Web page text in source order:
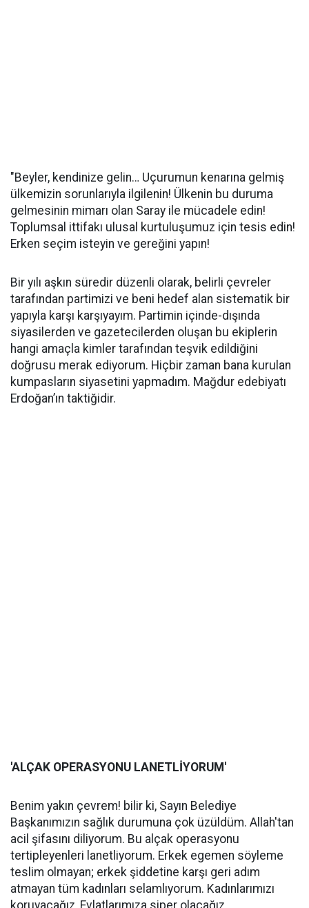
"Beyler, kendinize gelin… Uçurumun kenarına gelmiş
ülkemizin sorunlarıyla ilgilenin! Ülkenin bu duruma
gelmesinin mimarı olan Saray ile mücadele edin!
Toplumsal ittifakı ulusal kurtuluşumuz için tesis edin!
Erken seçim isteyin ve gereğini yapın!
Bir yılı aşkın süredir düzenli olarak, belirli çevreler
tarafından partimizi ve beni hedef alan sistematik bir
yapıyla karşı karşıyayım. Partimin içinde-dışında
siyasilerden ve gazetecilerden oluşan bu ekiplerin
hangi amaçla kimler tarafından teşvik edildiğini
doğrusu merak ediyorum. Hiçbir zaman bana kurulan
kumpasların siyasetini yapmadım. Mağdur edebiyatı
Erdoğan’ın taktiğidir.
'ALÇAK OPERASYONU LANETLİYORUM'
Benim yakın çevrem! bilir ki, Sayın Belediye
Başkanımızın sağlık durumuna çok üzüldüm. Allah'tan
acil şifasını diliyorum. Bu alçak operasyonu
tertipleyenleri lanetliyorum. Erkek egemen söyleme
teslim olmayan; erkek şiddetine karşı geri adım
atmayan tüm kadınları selamlıyorum. Kadınlarımızı
koruyacağız, Evlatlarımıza siper olacağız,